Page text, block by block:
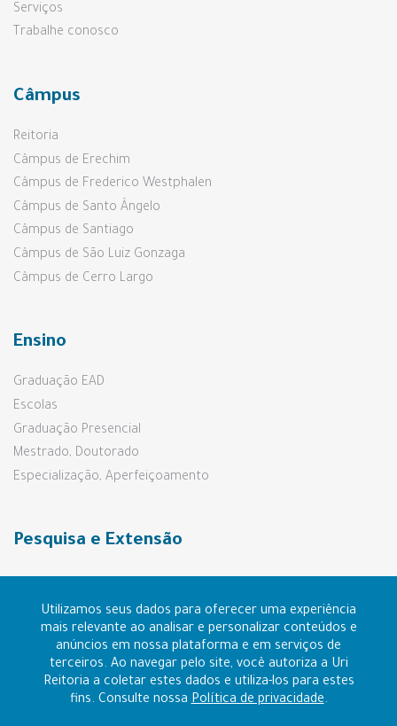
Utilizamos seus dados para oferecer uma experiência
mais relevante ao analisar e personalizar conteúdos e
anúncios em nossa plataforma e em serviços de
terceiros. Ao navegar pelo site, você autoriza a Uri
Reitoria a coletar estes dados e utiliza-los para estes
fins. Consulte nossaPolítica de privacidade.
Serviços
Trabalhe conosco
Câmpus
Reitoria
Câmpus de Erechim
Câmpus de Frederico Westphalen
Câmpus de Santo Ângelo
Câmpus de Santiago
Câmpus de São Luiz Gonzaga
Câmpus de Cerro Largo
Ensino
Graduação EAD
Escolas
Graduação Presencial
Mestrado, Doutorado
Especialização, Aperfeiçoamento
Pesquisa e Extensão
Prouni e Fies
Contato